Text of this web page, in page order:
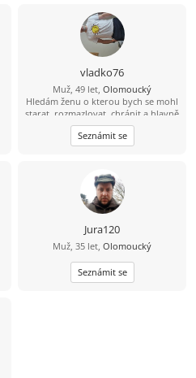
vladko76
Muž, 49 let, Olomoucký
Hledám ženu o kterou bych se mohl
starat, rozmazlovat, chránit a hlavně
milovat. Jsem pekař cukrař ????????
Seznámit se
Jura120
Muž, 35 let, Olomoucký
Seznámit se